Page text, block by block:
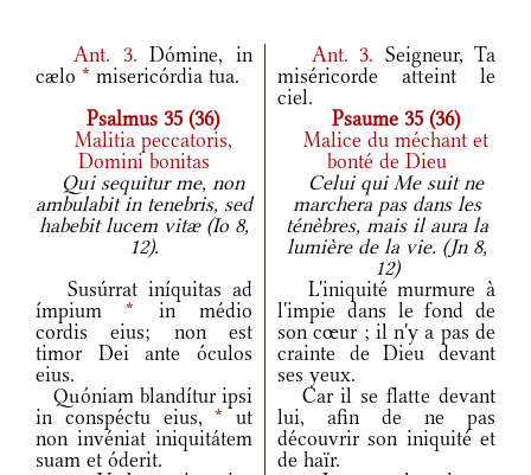
Ant. 3. Dómine, in
cælo * misericórdia tua.
Ant. 3. Seigneur, Ta
miséricorde atteint le
ciel.
Psalmus 35 (36)
Psaume 35 (36)
Malitia peccatoris,
Domini bonitas
Malice du méchant et
bonté de Dieu
Qui sequitur me, non
ambulabit in tenebris, sed
habebit lucem vitæ (Io 8,
12).
Celui qui Me suit ne
marchera pas dans les
ténèbres, mais il aura la
lumière de la vie. (Jn 8,
12)
Susúrrat iníquitas ad
ímpium* in médio
cordis eius; non est
timor Dei ante óculos
eius.
L'iniquité murmure à
l'impie dans le fond de
son cœur ; il n'y a pas de
crainte de Dieu devant
ses yeux.
Quóniam blandítur ipsi
in conspéctu eius,* ut
non invéniat iniquitátem
suam et óderit.
Car il se flatte devant
lui, afin de ne pas
découvrir son iniquité et
de haïr.